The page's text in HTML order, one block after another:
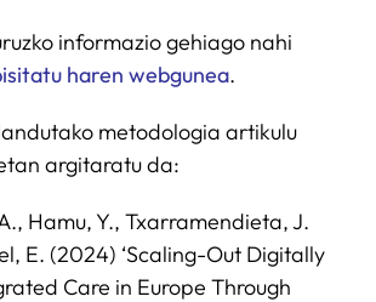
informazio gehiago nahi
haren webgunea.
metodologia artikulu
argitaratu da:
Hamu, Y., Txarramendieta, J.
E. (2024) ‘Scaling-Out Digitally
Care in Europe Through